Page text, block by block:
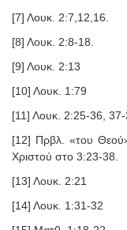
[7] Λουκ. 2:7,12,16.
[8] Λουκ. 2:8-18.
[9] Λουκ. 2:13
[10] Λουκ. 1:79
[11] Λουκ. 2:25-36, 37-
[12] Πρβλ. «του
Χριστού στο 3:23-38.
[13] Λουκ. 2:21
[14] Λουκ. 1:31-32